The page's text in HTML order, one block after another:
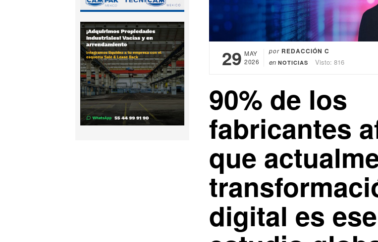
29 MAY
2026
por REDACCIÓN C
en NOTICIAS Visto: 816
90% de los
fabricantes
que
digital es